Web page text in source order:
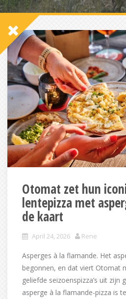
Otomat zet hun
lentepizza met
de kaart
April 24, 2026 Rene
Asperges à la flamande. Het
begonnen, en dat viert Otomat
geliefde seizoenspizza’s uit zijn
asperge à la flamande-pizza is